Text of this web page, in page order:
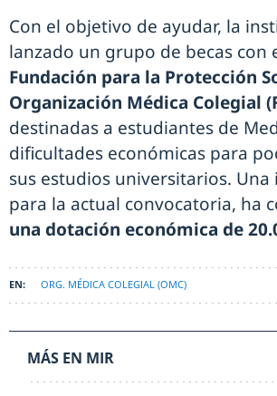
Con el objetivo de ayudar, la
lanzado un grupo de becas con
Fundación para la Protección
Organización Médica Colegial
destinadas a estudiantes de
dificultades económicas para
sus estudios universitarios. Una
para la actual convocatoria, ha
una dotación económica de
ORG. MÉDICA COLEGIAL (OMC)
MÁS EN MIR